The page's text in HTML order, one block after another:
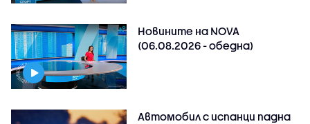
Новините на NOVA
(06.08.2026 - обедна)
Автомобил с испанци падна